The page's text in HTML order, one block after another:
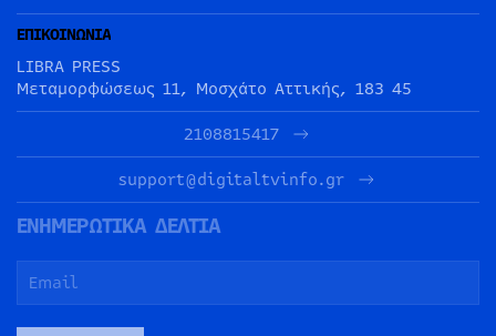
ΕΠΙΚΟΙΝΩΝΙΑ
LIBRA PRESS
Μεταμορφώσεως 11, Μοσχάτο Αττικής, 183 45
2108815417
support@digitaltvinfo.gr
ΕΝΗΜΕΡΩΤΙΚΑ ΔΕΛΤΙΑ